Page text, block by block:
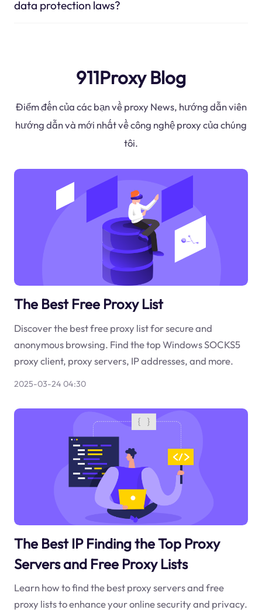
data protection laws?
911Proxy Blog
Điểm đến của các bạn về proxy News, hướng dẫn viên
hướng dẫn và mới nhất về công nghệ proxy của chúng
tôi.
The Best Free Proxy List
Discover the best free proxy list for secure and
anonymous browsing. Find the top Windows SOCKS5
proxy client, proxy servers, IP addresses, and more.
2025-03-24 04:30
The Best IP Finding the Top Proxy
Servers and Free Proxy Lists
Learn how to find the best proxy servers and free
proxy lists to enhance your online security and privacy.